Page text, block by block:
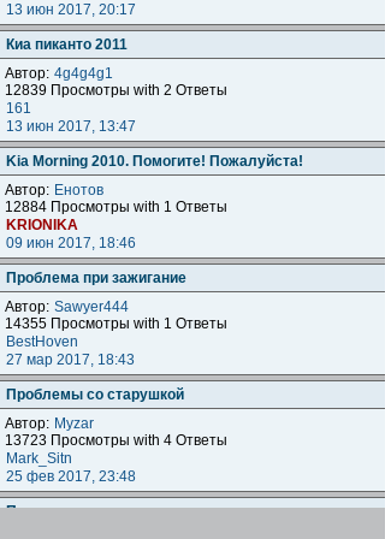
13 июн 2017, 20:17
Киа пиканто 2011
Автор: 4g4g4g1
12839 Просмотры with 2 Ответы
161
13 июн 2017, 13:47
Kia Morning 2010. Помогите! Пожалуйста!
Автор: Енотов
12884 Просмотры with 1 Ответы
KRIONIKA
09 июн 2017, 18:46
Проблема при зажигание
Автор: Sawyer444
14355 Просмотры with 1 Ответы
BestHoven
27 мар 2017, 18:43
Проблемы со старушкой
Автор: Myzar
13723 Просмотры with 4 Ответы
Mark_Sitn
25 фев 2017, 23:48
Помогите советом